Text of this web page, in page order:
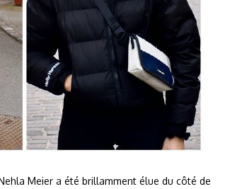
Meier a été brillamment élue du côté de